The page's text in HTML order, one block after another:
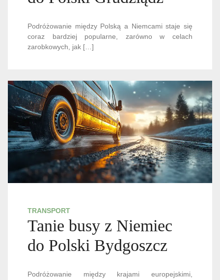
Podróżowanie między Polską a Niemcami staje się
coraz bardziej popularne, zarówno w celach
zarobkowych, jak […]
TRANSPORT
Tanie busy z Niemiec
do Polski Bydgoszcz
Podróżowanie między krajami europejskimi,